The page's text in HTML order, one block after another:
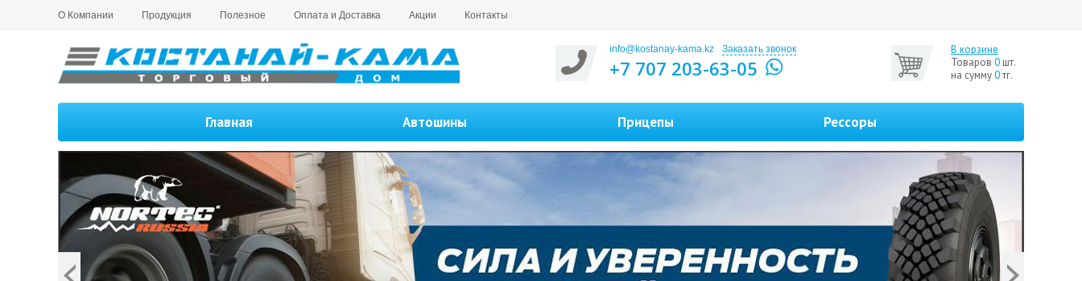
О Компании Продукция Полезное Оплата и Доставка Акции Контакты
info@kostanay-kama.kz Заказать звонок
+7 707 203-63-05
В корзине
Товаров 0 шт.
на сумму0тг.
Главная Автошины Прицепы Рессоры